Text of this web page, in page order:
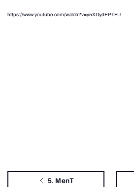
https://www.youtube.com/watch?v=y5XDydEPTFU
5. MenT